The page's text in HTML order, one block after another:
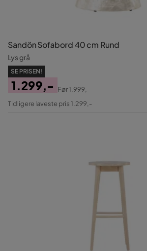
Sandön Sofabord 40 cm Rund
Lys grå
SE PRISEN!
Pris
1.299,-
Original
Før1.999,-
Tidligere laveste pris 1.299,-